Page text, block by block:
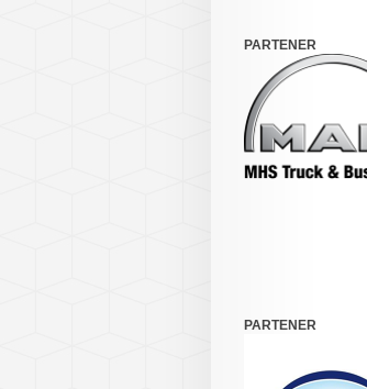
PARTENER
PARTENER